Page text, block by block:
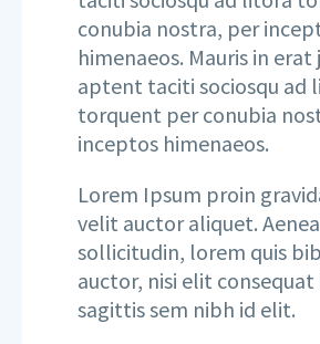
conubia nostra, per
himenaeos. Mauris in erat
aptent taciti sociosqu ad
torquent per conubia
inceptos himenaeos.
Lorem Ipsum proin
velit auctor aliquet.
sollicitudin, lorem quis
auctor, nisi elit consequat
sagittis sem nibh id elit.